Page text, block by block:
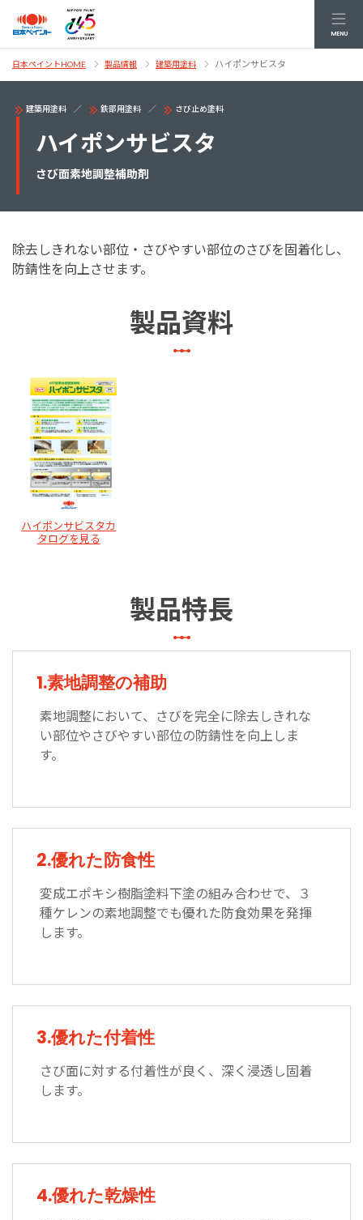
MENU
日本ペイントHOME 製品情報 建築用塗料 ハイポンサビスタ
建築用塗料 鉄部用塗料 さび止め塗料
ハイポンサビスタ
さび面素地調整補助剤
除去しきれない部位・さびやすい部位のさびを固着化し、
防錆性を向上させます。
製品資料
ハイポンサビスタカ
タログを見る
製品特長
1.素地調整の補助
素地調整において、さびを完全に除去しきれな
い部位やさびやすい部位の防錆性を向上しま
す。
2.優れた防食性
変成エポキシ樹脂塗料下塗の組み合わせで、３
種ケレンの素地調整でも優れた防食効果を発揮
します。
3.優れた付着性
さび面に対する付着性が良く、深く浸透し固着
します。
4.優れた乾燥性